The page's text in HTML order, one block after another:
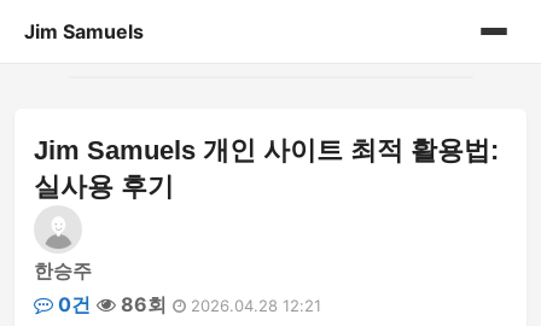
Jim Samuels
개인 포트폴리오
Jim Samuels 개인 사이트 최적 활용법:
실사용 후기
한승주
0건
86회 2026.04.28 12:21